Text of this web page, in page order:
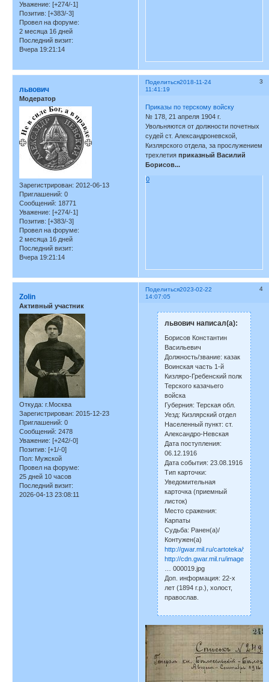
Уважение: [+274/-1]
Позитив: [+383/-3]
Провел на форуме:
2 месяца 16 дней
Последний визит:
Вчера 19:21:14
Поделиться 3
2018-11-24
11:41:19
львович
Модератор
Зарегистрирован: 2012-06-13
Приглашений: 0
Сообщений: 18771
Уважение: [+274/-1]
Позитив: [+383/-3]
Провел на форуме:
2 месяца 16 дней
Последний визит:
Вчера 19:21:14
Приказы по терскому войску
№ 178, 21 апреля 1904 г.
Увольняются от должности почетных
судей ст. Александроневской,
Кизлярского отдела, за прослужением
трехлетияприказный Василий
Борисов...
0
Поделиться 4
2023-02-22
14:07:05
Zolin
Активный участник
Откуда: г.Москва
Зарегистрирован: 2015-12-23
Приглашений: 0
Сообщений: 2478
Уважение: [+242/-0]
Позитив: [+1/-0]
Пол: Мужской
Провел на форуме:
25 дней 10 часов
Последний визит:
2026-04-13 23:08:11
львович написал(а):
Борисов Константин
Васильевич
Должность/звание: казак
Воинская часть 1-й
Кизляро-Гребенский полк
Терского казачьего
войска
Губерния: Терская обл.
Уезд: Кизлярский отдел
Населенный пункт: ст.
Александро-Невская
Дата поступления:
06.12.1916
Дата события: 23.08.1916
Тип карточки:
Уведомительная
карточка (приемный
листок)
Место сражения:
Карпаты
Судьба: Ранен(а)/
Контужен(а)
http://gwar.mil.ru/cartoteka/
http://cdn.gwar.mil.ru/imagesfww1/
… 000019.jpg
Доп. информация: 22-х
лет (1894 г.р.), холост,
православ.